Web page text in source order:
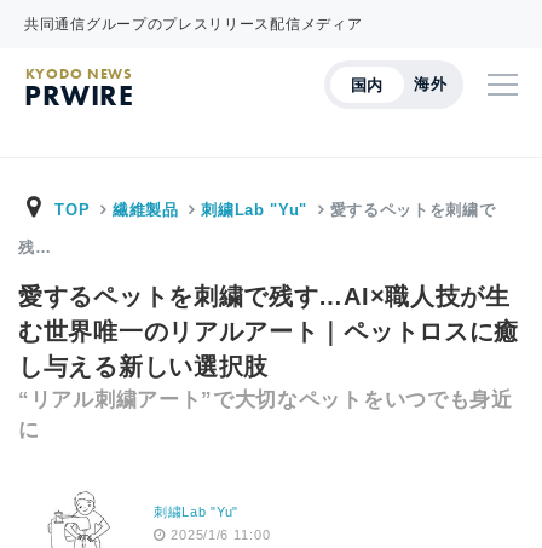
共同通信グループのプレスリリース配信メディア
国内 海外
KYODO NEWS
PRWIRE
TOP 繊維製品 刺繍Lab "Yu" 愛するペットを刺繍で
残…
愛するペットを刺繍で残す…AI×職人技が生
む世界唯一のリアルアート｜ペットロスに癒
し与える新しい選択肢
“リアル刺繍アート”で大切なペットをいつでも身近
に
刺繍Lab "Yu"
2025/1/6 11:00